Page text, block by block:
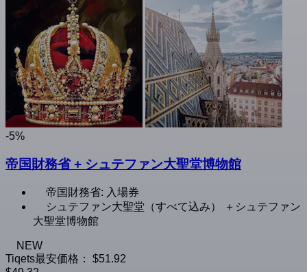
-5%
帝国財務省 + シュテファン大聖堂博物館
帝国財務省: 入場券
シュテファン大聖堂（すべて込み） ＋シュテファン
大聖堂博物館
NEW
Tiqets最安価格：
$51.92